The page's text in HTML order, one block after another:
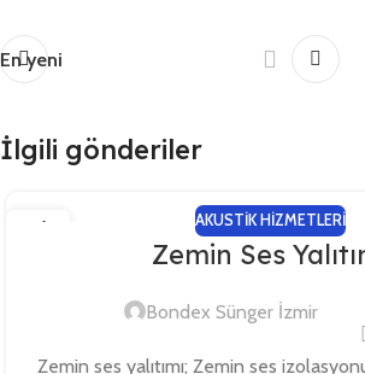
En yeni
İlgili gönderiler
16 AKUSTIK HIZMETLERI
Zemin Ses
Bondex Sünger İzmir
Zemin ses yalıtımı; Zemin ses